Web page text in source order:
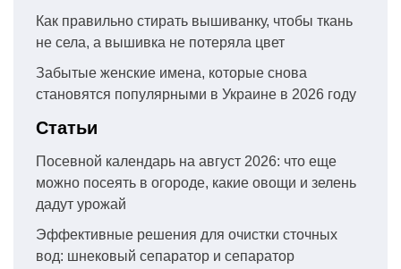
Как правильно стирать вышиванку, чтобы ткань
не села, а вышивка не потеряла цвет
Забытые женские имена, которые снова
становятся популярными в Украине в 2026 году
Статьи
Посевной календарь на август 2026: что еще
можно посеять в огороде, какие овощи и зелень
дадут урожай
Эффективные решения для очистки сточных
вод: шнековый сепаратор и сепаратор